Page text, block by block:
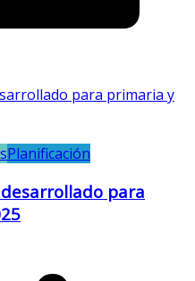
Planificación
para